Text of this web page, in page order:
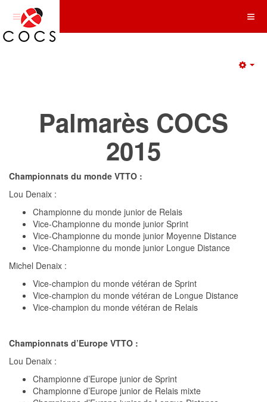
Palmarès COCS
2015
Championnats du monde VTTO :
Lou Denaix :
Championne du monde junior de Relais
Vice-Championne du monde junior Sprint
Vice-Championne du monde junior Moyenne Distance
Vice-Championne du monde junior Longue Distance
Michel Denaix :
Vice-champion du monde vétéran de Sprint
Vice-champion du monde vétéran de Longue Distance
Vice-champion du monde vétéran de Relais
Championnats d’Europe VTTO :
Lou Denaix :
Championne d’Europe junior de Sprint
Championne d’Europe junior de Relais mixte